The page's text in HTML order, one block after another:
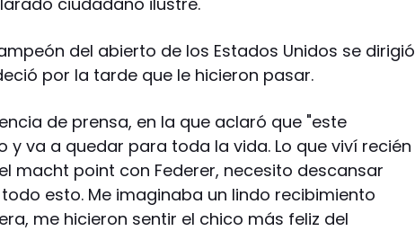
del abierto de los Estados Unidos se dirigió
por la tarde que le hicieron pasar.
de prensa, en la que aclaró que "este
y va a quedar para toda la vida. Lo que viví recién
macht point con Federer, necesito descansar
esto. Me imaginaba un lindo recibimiento
me hicieron sentir el chico más feliz del